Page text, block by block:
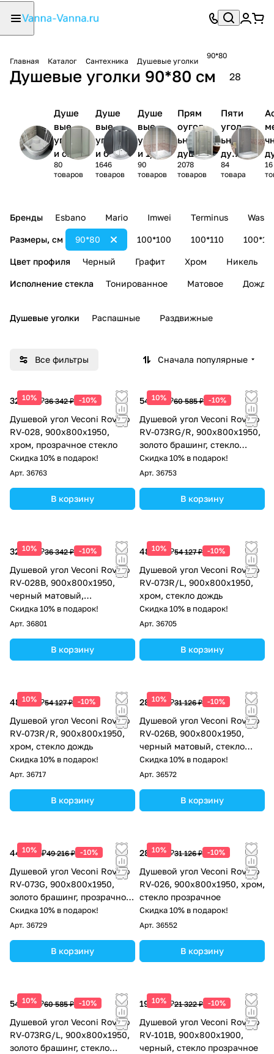
Главная Каталог Сантехника Душевые уголки
90*80
Душевые уголки 90*80 см 28
Душе
вые
уголк
и с
поддо
ном
80
товаров
Душе
вые
уголк
и без
поддо
на
1646
товаров
Душе
вые
уголк
и 1/4
круга
90
товаров
Прям
оугол
ьные
душев
ые
уголк
2078
товаров
Пяти
угол
ьные
душе
вые
угол
84
товара
16
Бренды Esbano Mario Imwei Terminus
Размеры, см 100*100 100*110
90*80
Цвет профиля Черный Графит Хром Никель
Исполнение стекла Тонированное Матовое Дождь
Душевые уголки Распашные Раздвижные
Все фильтры Сначала популярные
10%
32 708 ₽36 342 ₽ -10%
Душевой угол Veconi Rovigo
RV-028, 900х800х1950,
хром, прозрачное стекло
Скидка 10% в подарок!
Арт. 36763
В корзину
10%
54 527 ₽60 585 ₽ -10%
Душевой угол Veconi Rovigo
RV-073RG/R, 900х800х1950,
золото брашинг, стекло
дождь
Скидка 10% в подарок!
Арт. 36753
В корзину
10%
32 708 ₽36 342 ₽ -10%
Душевой угол Veconi Rovigo
RV-028B, 900х800х1950,
черный матовый,
прозрачное стекло
Скидка 10% в подарок!
Арт. 36801
В корзину
10%
48 714 ₽54 127 ₽ -10%
Душевой угол Veconi Rovigo
RV-073R/L, 900х800х1950,
хром, стекло дождь
Скидка 10% в подарок!
Арт. 36705
В корзину
10%
48 714 ₽54 127 ₽ -10%
Душевой угол Veconi Rovigo
RV-073R/R, 900х800х1950,
хром, стекло дождь
Скидка 10% в подарок!
Арт. 36717
В корзину
10%
28 013 ₽31 126 ₽ -10%
Душевой угол Veconi Rovigo
RV-026B, 900х800х1950,
черный матовый, стекло
прозрачное
Скидка 10% в подарок!
Арт. 36572
В корзину
10%
44 294 ₽49 216 ₽ -10%
Душевой угол Veconi Rovigo
RV-073G, 900х800х1950,
золото брашинг, прозрачное
стекло
Скидка 10% в подарок!
Арт. 36729
В корзину
10%
28 013 ₽31 126 ₽ -10%
Душевой угол Veconi Rovigo
RV-026, 900х800х1950, хром,
стекло прозрачное
Скидка 10% в подарок!
Арт. 36552
В корзину
10%
54 527 ₽60 585 ₽ -10%
Душевой угол Veconi Rovigo
RV-073RG/L, 900х800х1950,
золото брашинг, стекло
10%
19 190 ₽21 322 ₽ -10%
Душевой угол Veconi Rovigo
RV-101B, 900x800x1900,
черный, стекло прозрачное